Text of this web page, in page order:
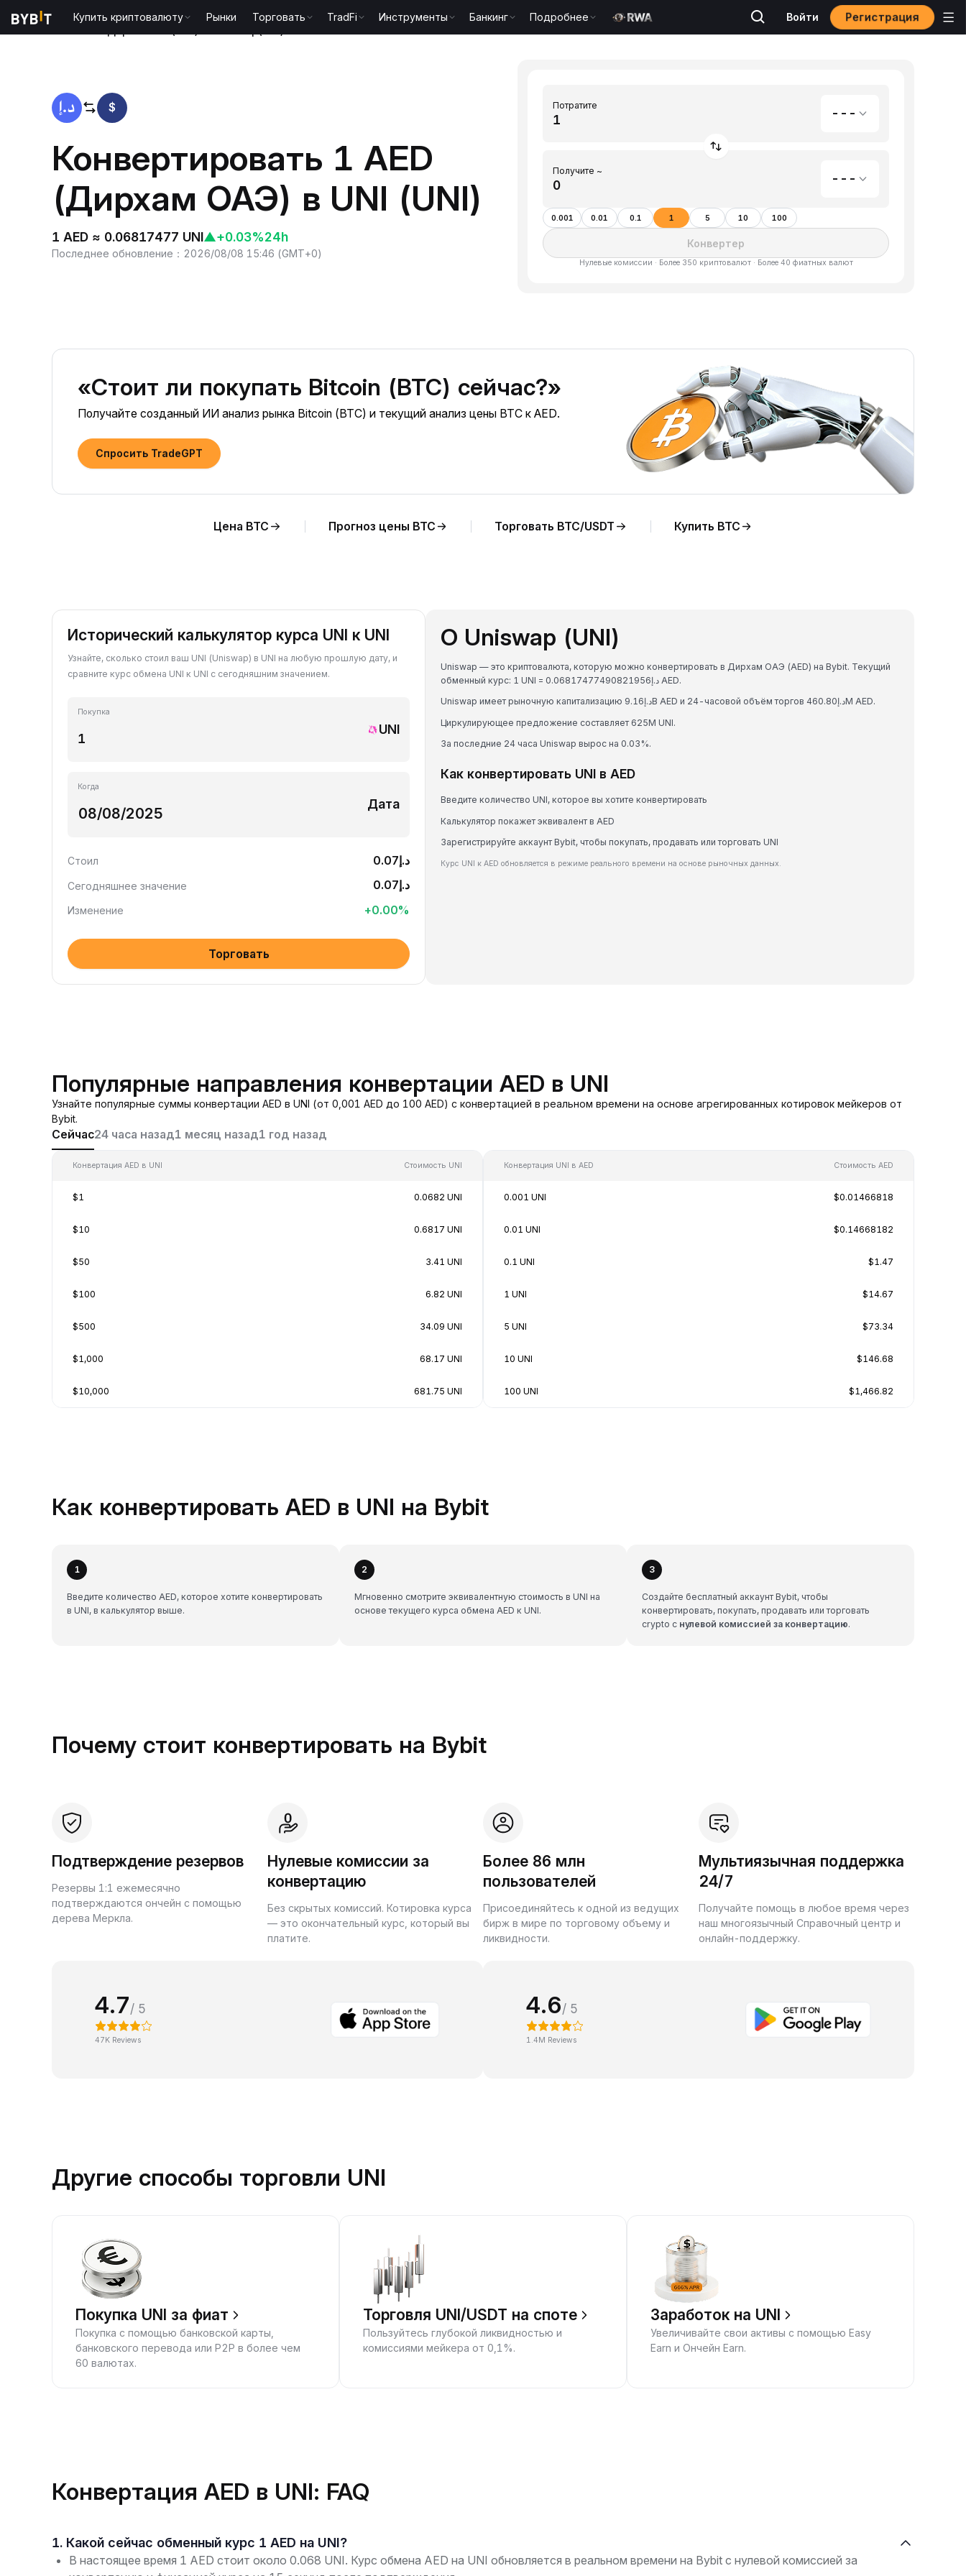
Купить криптовалюту Рынки Торговать TradFi Инструменты Банкинг Подробнее Войти Регистрация
$
Конвертировать 1 AED
(Дирхам ОАЭ) в UNI (UNI)
1 AED ≈ 0.06817477 UNI▲+0.03%24h
Последнее обновление ： 2026/08/08 15:46 (GMT+0)
Потратите
---
Получите ~
---
0.001 0.01 0.1 1 5 10 100
Конвертер
Нулевые комиссии · Более 350 криптовалют · Более 40 фиатных валют
«Стоит ли покупать Bitcoin (BTC) сейчас?»
Получайте созданный ИИ анализ рынка Bitcoin (BTC) и текущий анализ цены BTC к AED.
Спросить TradeGPT
Цена BTC Прогноз цены BTC Торговать BTC/USDT Купить BTC
Исторический калькулятор курса UNI к UNI
Узнайте, сколько стоил ваш UNI (Uniswap) в UNI на любую прошлую дату, и
сравните курс обмена UNI к UNI с сегодняшним значением.
Покупка
UNI
Когда
Дата
Стоил د.إ0.07
Сегодняшнее значение د.إ0.07
Изменение +0.00%
Торговать
О Uniswap (UNI)
Uniswap — это криптовалюта, которую можно конвертировать в Дирхам ОАЭ (AED) на Bybit. Текущий
обменный курс: 1 UNI = د.إ0.06817477490821956 AED.
Uniswap имеет рыночную капитализацию د.إ9.16B AED и 24-часовой объём торгов د.إ460.80M AED.
Циркулирующее предложение составляет 625M UNI.
За последние 24 часа Uniswap вырос на 0.03%.
Как конвертировать UNI в AED
Введите количество UNI, которое вы хотите конвертировать
Калькулятор покажет эквивалент в AED
Зарегистрируйте аккаунт Bybit, чтобы покупать, продавать или торговать UNI
Курс UNI к AED обновляется в режиме реального времени на основе рыночных данных.
Популярные направления конвертации AED в UNI
Узнайте популярные суммы конвертации AED в UNI (от 0,001 AED до 100 AED) с конвертацией в реальном времени на основе агрегированных котировок мейкеров от
Bybit.
Сейчас24 часа назад1 месяц назад1 год назад
Конвертация AED в UNI Стоимость UNI
$1 0.0682 UNI
$10 0.6817 UNI
$50 3.41 UNI
$100 6.82 UNI
$500 34.09 UNI
$1,000 68.17 UNI
$10,000 681.75 UNI
Конвертация UNI в AED Стоимость AED
0.001 UNI $0.01466818
0.01 UNI $0.14668182
0.1 UNI $1.47
1 UNI $14.67
5 UNI $73.34
10 UNI $146.68
100 UNI $1,466.82
Как конвертировать AED в UNI на Bybit
1
Введите количество AED, которое хотите конвертировать
в UNI, в калькулятор выше.
2
Мгновенно смотрите эквивалентную стоимость в UNI на
основе текущего курса обмена AED к UNI.
3
Создайте бесплатный аккаунт Bybit, чтобы
конвертировать, покупать, продавать или торговать
crypto с нулевой комиссией за конвертацию.
Почему стоит конвертировать на Bybit
Подтверждение резервов
Резервы 1:1 ежемесячно
подтверждаются ончейн с помощью
дерева Меркла.
Нулевые комиссии за
конвертацию
Без скрытых комиссий. Котировка курса
— это окончательный курс, который вы
платите.
Более 86 млн
пользователей
Присоединяйтесь к одной из ведущих
бирж в мире по торговому объему и
ликвидности.
Мультиязычная поддержка
24/7
Получайте помощь в любое время через
наш многоязычный Справочный центр и
онлайн-поддержку.
4.7/ 5
47K Reviews
4.6/ 5
1.4M Reviews
Другие способы торговли UNI
Покупка UNI за фиат
Покупка с помощью банковской карты,
банковского перевода или P2P в более чем
60 валютах.
Торговля UNI/USDT на споте
Пользуйтесь глубокой ликвидностью и
комиссиями мейкера от 0,1%.
Заработок на UNI
Увеличивайте свои активы с помощью Easy
Earn и Ончейн Earn.
Конвертация AED в UNI: FAQ
1. Какой сейчас обменный курс 1 AED на UNI?
В настоящее время 1 AED стоит около 0.068 UNI. Курс обмена AED на UNI обновляется в реальном времени на Bybit с нулевой комиссией за